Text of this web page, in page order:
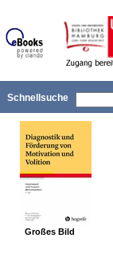
Schnellsuche
Großes Bild